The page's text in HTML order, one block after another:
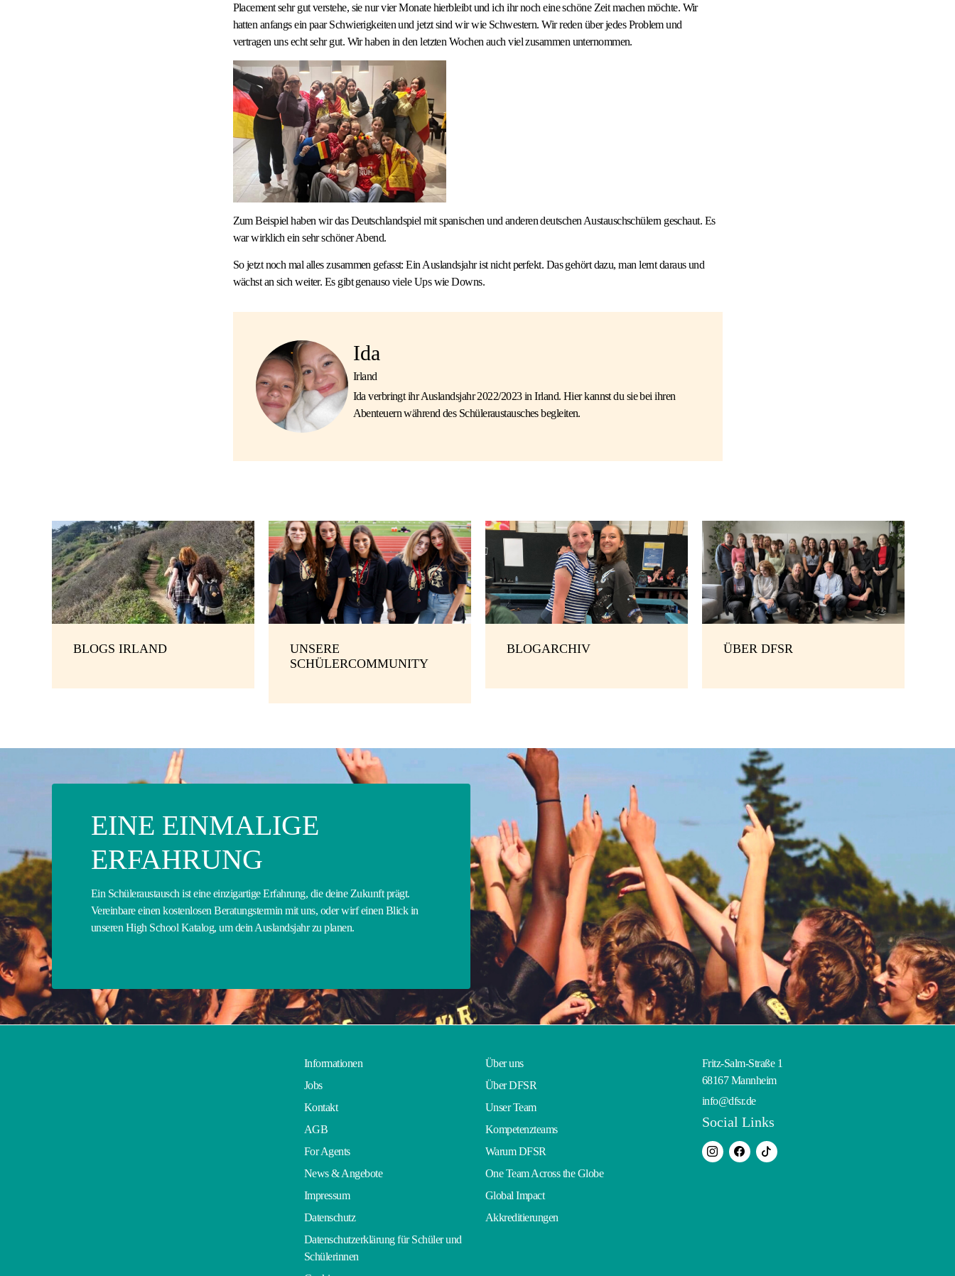
Placement sehr gut verstehe, sie nur vier Monate hierbleibt und ich ihr noch eine schöne Zeit machen möchte. Wir
hatten anfangs ein paar Schwierigkeiten und jetzt sind wir wie Schwestern. Wir reden über jedes Problem und
vertragen uns echt sehr gut. Wir haben in den letzten Wochen auch viel zusammen unternommen.
Zum Beispiel haben wir das Deutschlandspiel mit spanischen und anderen deutschen Austauschschülern geschaut. Es
war wirklich ein sehr schöner Abend.
So jetzt noch mal alles zusammen gefasst: Ein Auslandsjahr ist nicht perfekt. Das gehört dazu, man lernt daraus und
wächst an sich weiter. Es gibt genauso viele Ups wie Downs.
Ida
Irland
Ida verbringt ihr Auslandsjahr 2022/2023 in Irland. Hier kannst du sie bei ihren
Abenteuern während des Schüleraustausches begleiten.
BLOGS IRLAND
UNSERE
SCHÜLERCOMMUNITY
BLOGARCHIV ÜBER DFSR
EINE EINMALIGE
ERFAHRUNG
Ein Schüleraustausch ist eine einzigartige Erfahrung, die deine Zukunft prägt.
Vereinbare einen kostenlosen Beratungstermin mit uns, oder wirf einen Blick in
unseren High School Katalog, um dein Auslandsjahr zu planen.
Informationen
Jobs
Kontakt
AGB
For Agents
News & Angebote
Impressum
Datenschutz
Datenschutzerklärung für Schüler und
Schülerinnen
Über uns
Über DFSR
Unser Team
Kompetenzteams
Warum DFSR
One Team Across the Globe
Global Impact
Akkreditierungen
Fritz-Salm-Straße 1
68167 Mannheim
info@dfsr.de
Social Links